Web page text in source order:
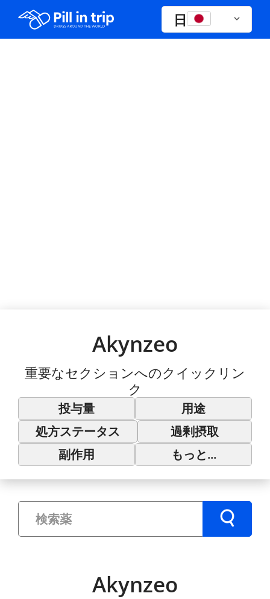
薬物A-Z 日
Akynzeo
重要なセクションへのクイックリン
ク
投与量
用途
処方ステータス
過剰摂取
副作用
もっと...
Akynzeo